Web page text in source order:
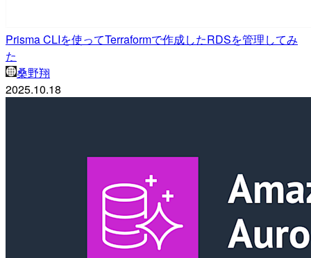
Prisma CLIを使ってTerraformで作成したRDSを管理してみ
た
桑野翔
2025.10.18